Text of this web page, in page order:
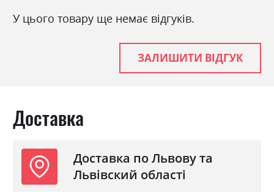
У цього товару ще немає відгуків.
ЗАЛИШИТИ ВІДГУК
Доставка
Доставка по Львову та
Львівский області